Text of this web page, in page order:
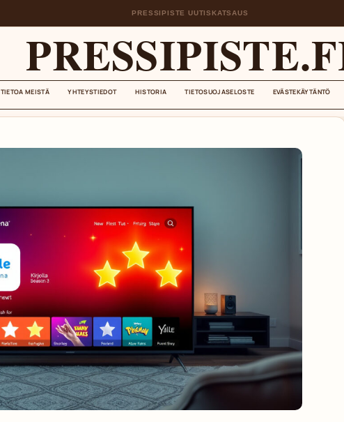
PRESSIPISTE UUTISKATSAUS
TIETOA MEISTÄ YHTEYSTIEDOT HISTORIA TIETOSUOJASELOSTE EVÄSTEKÄYTÄNTÖ